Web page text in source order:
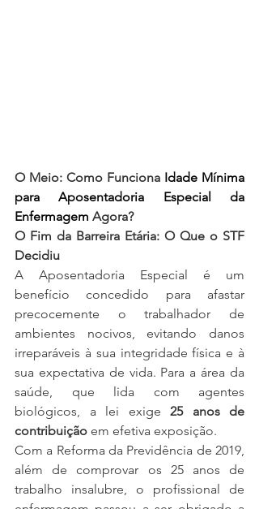
O Meio: Como Funciona Idade Mínima
para Aposentadoria Especial da
Enfermagem Agora?
O Fim da Barreira Etária: O Que o STF
Decidiu
A Aposentadoria Especial é um
benefício concedido para afastar
precocemente o trabalhador de
ambientes nocivos, evitando danos
irreparáveis à sua integridade física e à
sua expectativa de vida. Para a área da
saúde, que lida com agentes
biológicos, a lei exige 25 anos de
contribuição em efetiva exposição.
Com a Reforma da Previdência de 2019,
além de comprovar os 25 anos de
trabalho insalubre, o profissional de